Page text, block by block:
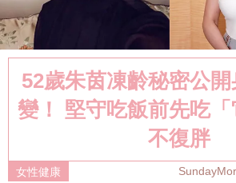
52歲朱茵凍齡秘密公
變！ 堅守吃飯前先吃
不復胖
女性健康